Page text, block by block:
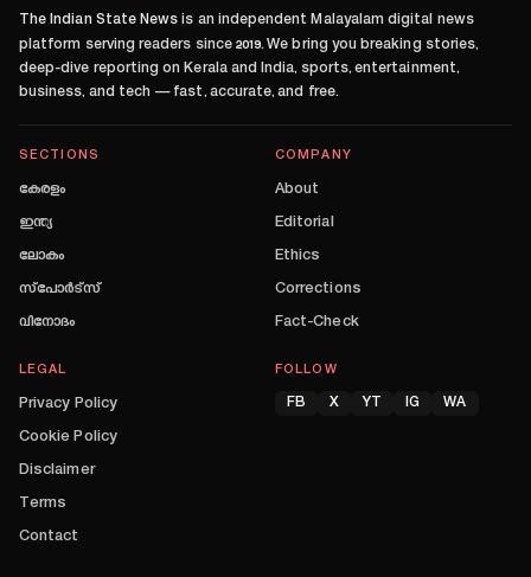
The Indian State News is an independent Malayalam digital news
platform serving readers since 2019. We bring you breaking stories,
deep-dive reporting on Kerala and India, sports, entertainment,
business, and tech — fast, accurate, and free.
SECTIONS
കേരളം
ഇന്ത്യ
ലോകം
സ്പോർട്സ്
വിനോദം
COMPANY
About
Editorial
Ethics
Corrections
Fact-Check
LEGAL
Privacy Policy
Cookie Policy
Disclaimer
Terms
Contact
FOLLOW
FB X YT IG WA